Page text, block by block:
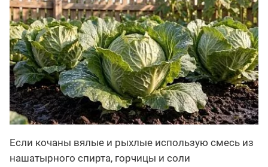
Если кочаны вялые и рыхлые использую смесь из
нашатырного спирта, горчицы и соли